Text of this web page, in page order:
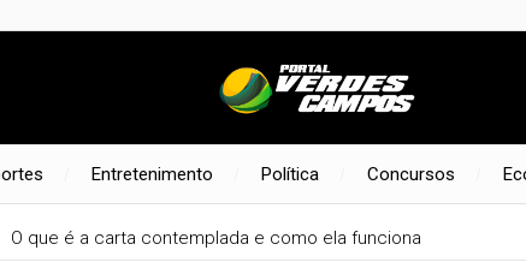
Entretenimento Política Concursos
O que é a carta contemplada e como ela funciona